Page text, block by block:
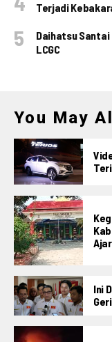
Terjadi
Daihatsu Santai
LCGC
You May
Ini